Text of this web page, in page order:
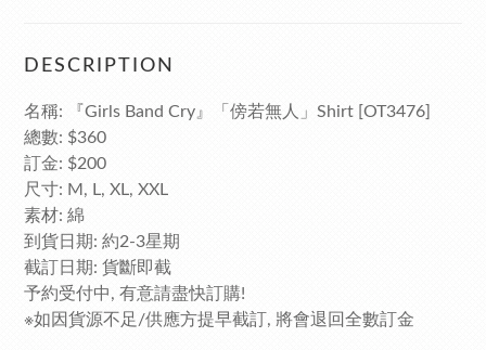
DESCRIPTION
名稱: 『Girls Band Cry』「傍若無人」Shirt [OT3476]
總數: $360
訂金: $200
尺寸: M, L, XL, XXL
素材: 綿
到貨日期: 約2-3星期
截訂日期: 貨斷即截
予約受付中, 有意請盡快訂購!
※如因貨源不足/供應方提早截訂, 將會退回全數訂金